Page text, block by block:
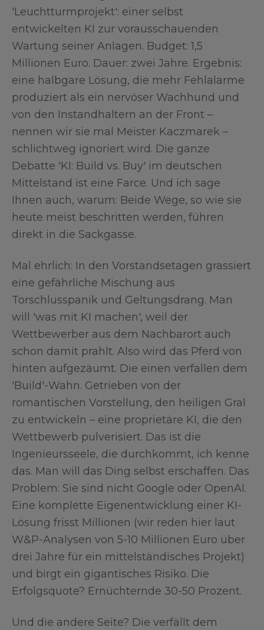
'Leuchtturmprojekt': einer selbst
entwickelten KI zur vorausschauenden
Wartung seiner Anlagen. Budget: 1,5
Millionen Euro. Dauer: zwei Jahre. Ergebnis:
eine halbgare Lösung, die mehr Fehlalarme
produziert als ein nervöser Wachhund und
von den Instandhaltern an der Front –
nennen wir sie mal Meister Kaczmarek –
schlichtweg ignoriert wird. Die ganze
Debatte 'KI: Build vs. Buy' im deutschen
Mittelstand ist eine Farce. Und ich sage
Ihnen auch, warum: Beide Wege, so wie sie
heute meist beschritten werden, führen
direkt in die Sackgasse.
Mal ehrlich: In den Vorstandsetagen grassiert
eine gefährliche Mischung aus
Torschlusspanik und Geltungsdrang. Man
will 'was mit KI machen', weil der
Wettbewerber aus dem Nachbarort auch
schon damit prahlt. Also wird das Pferd von
hinten aufgezäumt. Die einen verfallen dem
'Build'-Wahn. Getrieben von der
romantischen Vorstellung, den heiligen Gral
zu entwickeln – eine proprietäre KI, die den
Wettbewerb pulverisiert. Das ist die
Ingenieursseele, die durchkommt, ich kenne
das. Man will das Ding selbst erschaffen. Das
Problem: Sie sind nicht Google oder OpenAI.
Eine komplette Eigenentwicklung einer KI-
Lösung frisst Millionen (wir reden hier laut
W&P-Analysen von 5-10 Millionen Euro über
drei Jahre für ein mittelständisches Projekt)
und birgt ein gigantisches Risiko. Die
Erfolgsquote? Ernüchternde 30-50 Prozent.
Und die andere Seite? Die verfällt dem